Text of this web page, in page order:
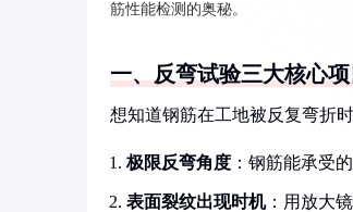
筋性能检测的奥秘。
一、反弯试验三大核心项
想知道钢筋在工地被反复弯折
极限反弯角度 ：钢筋能承受
表面裂纹出现时机：用放大